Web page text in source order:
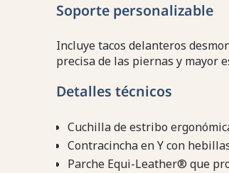
Soporte personalizable
Incluye tacos delanteros
precisa de las piernas y mayor
Detalles técnicos
Cuchilla de estribo
Contracincha en Y con
Parche Equi-Leather® que